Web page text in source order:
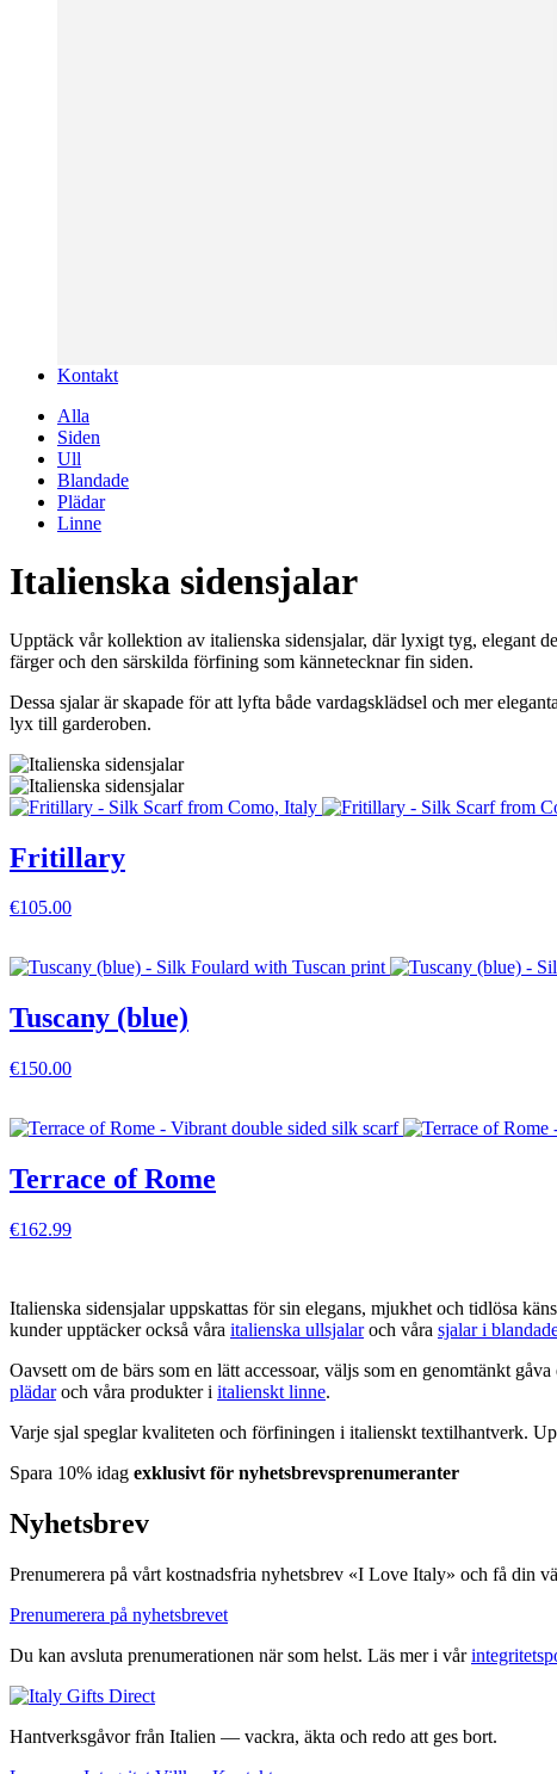
Kontakt
Alla
Siden
Ull
Blandade
Plädar
Linne
Italienska sidensjalar
Upptäck vår kollektion av italienska sidensjalar, där lyxigt tyg, elegant
färger och den särskilda förfining som kännetecknar fin siden.
Dessa sjalar är skapade för att lyfta både vardagsklädsel och mer
lyx till garderoben.
Fritillary
€105.00
Tuscany (blue)
€150.00
Terrace of Rome
€162.99
Italienska sidensjalar uppskattas för sin elegans, mjukhet och tidlösa
kunder upptäcker också våra italienska ullsjalaroch våra sjalar i
Oavsett om de bärs som en lätt accessoar, väljs som en genomtänkt
plädaroch våra produkter i italienskt linne.
Varje sjal speglar kvaliteten och förfiningen i italienskt textilhantverk.
Spara 10% idag exklusivt för nyhetsbrevsprenumeranter
Nyhetsbrev
Prenumerera på vårt kostnadsfria nyhetsbrev «I Love Italy» och få din
Prenumerera på nyhetsbrevet
Du kan avsluta prenumerationen när som helst. Läs mer i vår
Hantverksgåvor från Italien — vackra, äkta och redo att ges bort.